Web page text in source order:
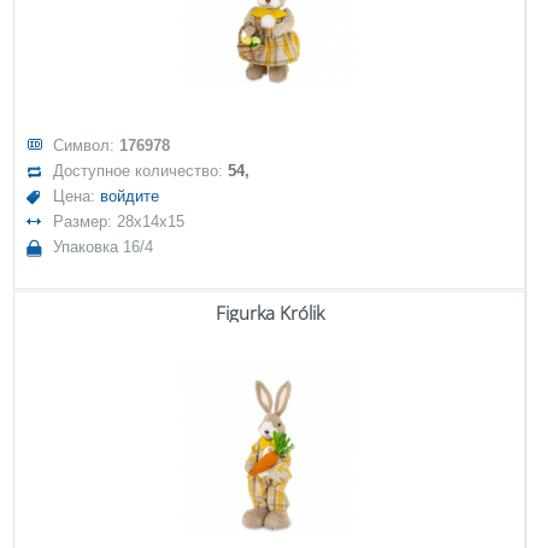
Символ: 176978
Доступное количество:54,
Цена: войдите
Размер: 28x14x15
Упаковка 16/4
Figurka Królik